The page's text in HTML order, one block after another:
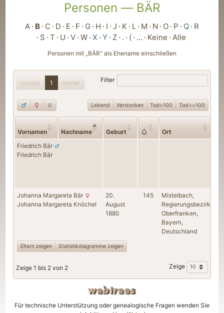
Personen — BÄR
A B C D E F G H I J K L M N O P Q R
S T U V W X Y Z . ( … Keine Alle
Personen mit „BÄR“ als Ehename einschließen
zurück 1 weiter Filter
Lebend Verstorben Tod>100 Tod<=100
Vornamen Nachname Geburt
Ort
Friedrich Bär
Friedrich Bär
Johanna Margareta Bär
Johanna Margareta Knöchel
20.
August
1880
145
Mistelbach,
Regierungsbezirk
Oberfranken,
Bayern,
Deutschland
Eltern zeigen Statistikdiagramme zeigen
Zeige 1 bis 2 von 2 Zeige
Für technische Unterstützung oder genealogische Fragen wenden Sie